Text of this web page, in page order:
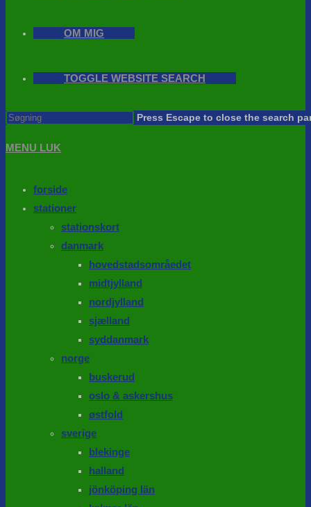
OM MIG
TOGGLE WEBSITE SEARCH
Press Escape to close the search
MENU LUK
forside
stationer
stationskort
danmark
hovedstadsområedet
midtjylland
nordjylland
sjælland
syddanmark
norge
buskerud
oslo & askershus
østfold
sverige
blekinge
halland
jönköping län